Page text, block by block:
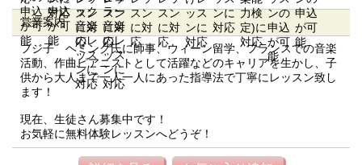
営業案内
フジ子 ヘミング氏に師事、ウィーン留学、フランスでの音楽
活動、作曲ピアニストとして活躍などのキャリアを生かし、子
供から大人まで一人一人にあった指導法で丁寧にレッスン致し
ます！
現在、生徒さん募集中です！
お気軽に無料体験レッスンへどうぞ！